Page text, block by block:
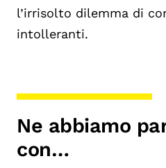
l’irrisolto dilemma di
intolleranti.
Ne abbiamo
con…